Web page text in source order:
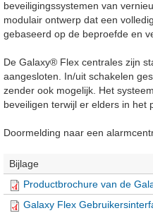
beveiligingssystemen van
modulair ontwerp dat een
gebaseerd op de beproefde en
De Galaxy® Flex centrales zijn
aangesloten. In/uit schakelen
zender ook mogelijk. Het
beveiligen terwijl er elders in het
Doormelding naar een
Bijlage
Productbrochure van de
Galaxy Flex